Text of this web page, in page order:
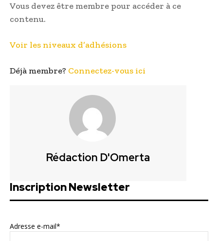
Vous devez être membre pour accéder à ce
contenu.
Voir les niveaux d’adhésions
Déjà membre? Connectez-vous ici
Rédaction D'Omerta
Inscription Newsletter
Adresse e-mail*